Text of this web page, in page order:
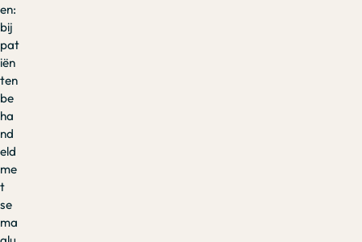
en:
bij
pat
iën
ten
be
ha
nd
eld
me
t
se
ma